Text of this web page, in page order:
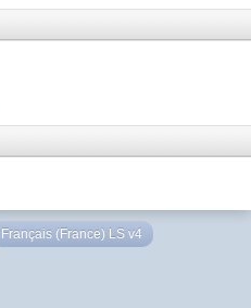
Français (France) LS v4